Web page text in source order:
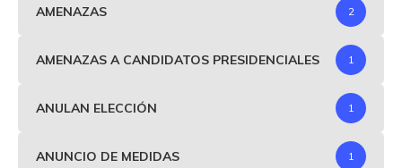
AMENAZAS 2
AMENAZAS A CANDIDATOS PRESIDENCIALES 1
ANULAN ELECCIÓN 1
ANUNCIO DE MEDIDAS 1